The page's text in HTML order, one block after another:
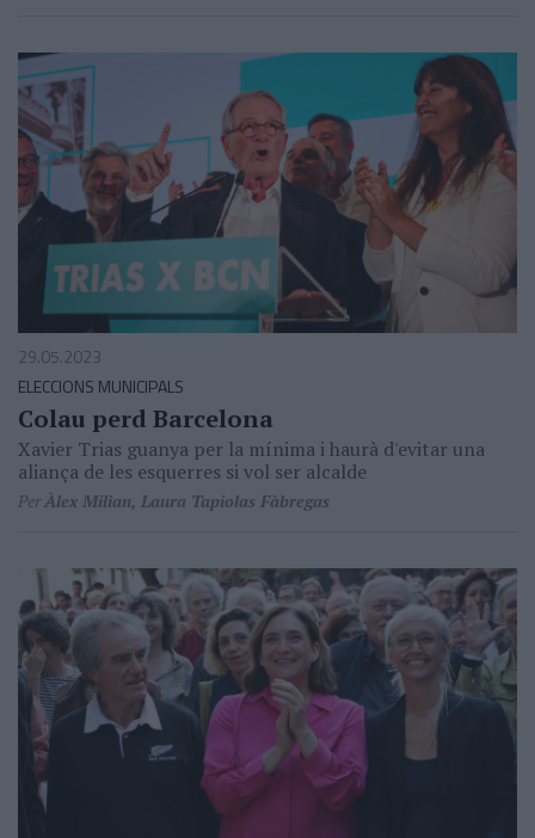
29.05.2023
ELECCIONS MUNICIPALS
Colau perd Barcelona
Xavier Trias guanya per la mínima i haurà d'evitar una
aliança de les esquerres si vol ser alcalde
PerÀlex Milian, Laura Tapiolas Fàbregas